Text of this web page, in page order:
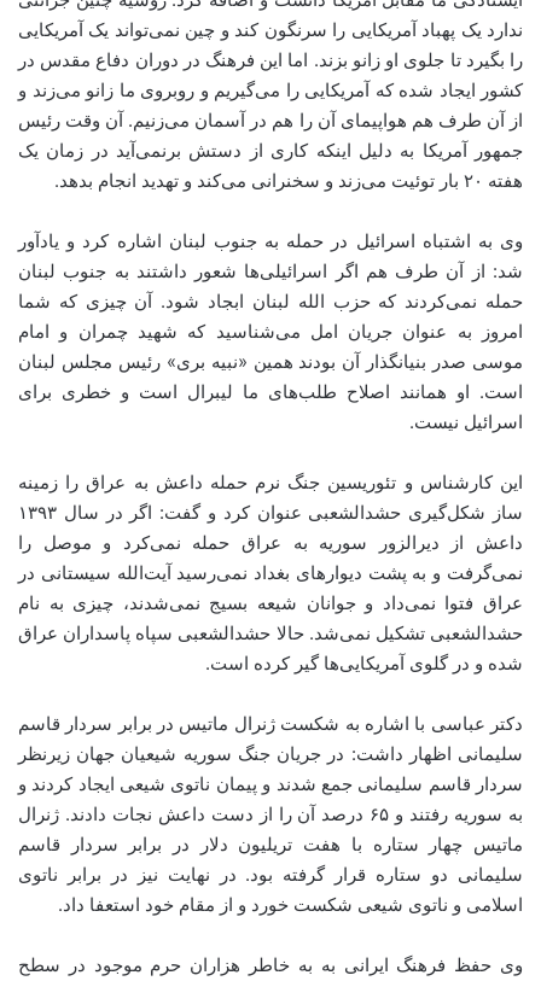
ندارد یک پهباد آمریکایی را سرنگون کند و چین نمی‌تواند یک آمریکایی
را بگیرد تا جلوی او زانو بزند. اما این فرهنگ در دوران دفاع مقدس در
کشور ایجاد شده که آمریکایی را می‌گیریم و روبروی ما زانو می‌زند و
از آن طرف هم هواپیمای آن را هم در آسمان می‌زنیم. آن وقت رئیس
جمهور آمریکا به دلیل اینکه کاری از دستش برنمی‌آید در زمان یک
هفته ۲۰ بار توئیت می‌زند و سخنرانی می‌کند و تهدید انجام بدهد.
وی به اشتباه اسرائیل در حمله به جنوب لبنان اشاره کرد و یادآور
شد: از آن طرف هم اگر اسرائیلی‌ها شعور داشتند به جنوب لبنان
حمله نمی‌کردند که حزب الله لبنان ابجاد شود. آن چیزی که شما
امروز به عنوان جریان امل می‌شناسید که شهید چمران و امام
موسی صدر بنیانگذار آن بودند همین «نبیه بری» رئیس مجلس لبنان
است. او همانند اصلاح طلب‌های ما لیبرال است و خطری برای
اسرائیل نیست.
این کارشناس و تئوریسین جنگ نرم حمله داعش به عراق را زمینه
ساز شکل‌گیری حشدالشعبی عنوان کرد و گفت: اگر در سال ۱۳۹۳
داعش از دیرالزور سوریه به عراق حمله نمی‌کرد و موصل را
نمی‌گرفت و به پشت دیوارهای بغداد نمی‌رسید آیت‌الله سیستانی در
عراق فتوا نمی‌داد و جوانان شیعه بسیج نمی‌شدند، چیزی به نام
حشدالشعبی تشکیل نمی‌شد. حالا حشدالشعبی سپاه پاسداران عراق
شده و در گلوی آمریکایی‌ها گیر کرده است.
دکتر عباسی با اشاره به شکست ژنرال ماتیس در برابر سردار قاسم
سلیمانی اظهار داشت: در جریان جنگ سوریه شیعیان جهان زیرنظر
سردار قاسم سلیمانی جمع شدند و پیمان ناتوی شیعی ایجاد کردند و
به سوریه رفتند و ۶۵ درصد آن را از دست داعش نجات دادند. ژنرال
ماتیس چهار ستاره با هفت تریلیون دلار در برابر سردار قاسم
سلیمانی دو ستاره قرار گرفته بود. در نهایت نیز در برابر ناتوی
اسلامی و ناتوی شیعی شکست خورد و از مقام خود استعفا داد.
وی حفظ فرهنگ ایرانی به به خاطر هزاران حرم موجود در سطح